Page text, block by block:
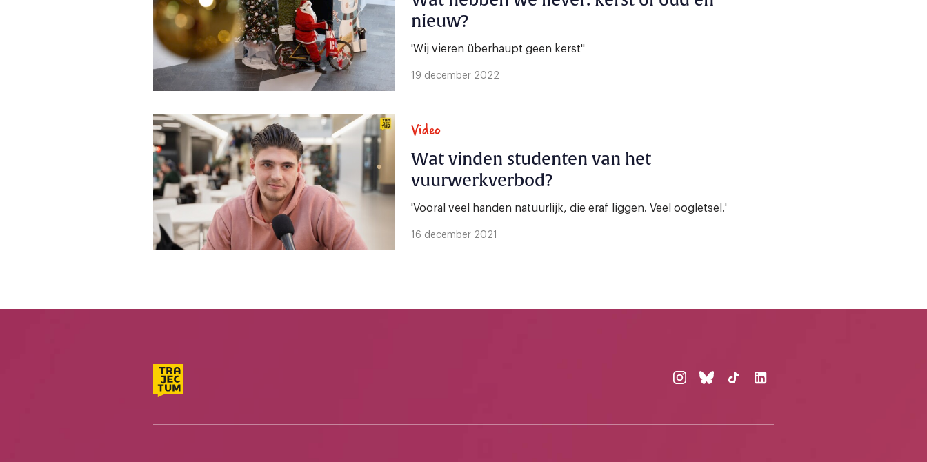
nieuw?
'Wij vieren überhaupt geen kerst"
19 december 2022
Video
Wat vinden studenten van het
vuurwerkverbod?
'Vooral veel handen natuurlijk, die eraf liggen. Veel oogletsel.'
16 december 2021